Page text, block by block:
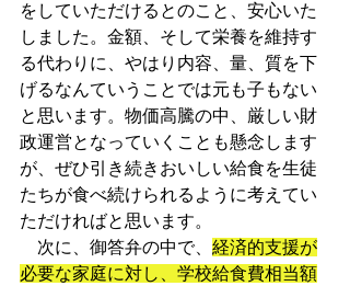
をしていただけるとのこと、安心いた
しました。金額、そして栄養を維持す
る代わりに、やはり内容、量、質を下
げるなんていうことでは元も子もない
と思います。物価高騰の中、厳しい財
政運営となっていくことも懸念します
が、ぜひ引き続きおいしい給食を生徒
たちが食べ続けられるように考えてい
ただければと思います。
次に、御答弁の中で、 経済的支援が
必要な家庭に対し、学校給食費相当額